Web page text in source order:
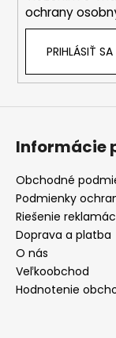
ochrany
PRIHLÁSIŤ SA
Informácie
Obchodné
Podmienky
Riešenie
Doprava a platba
O nás
Veľkoobchod
Hodnotenie